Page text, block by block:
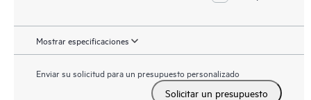
Mostrar especificaciones
Enviar su solicitud para un presupuesto personalizado
Solicitar un presupuesto